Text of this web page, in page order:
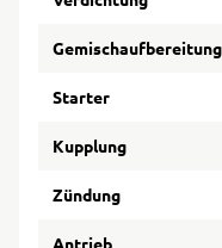
Gemischaufbereitung
Starter
Kupplung
Zündung
Antrieb